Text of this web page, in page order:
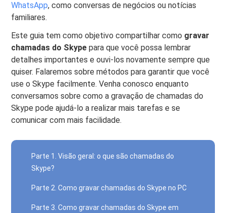
WhatsApp, como conversas de negócios ou notícias
familiares.
Este guia tem como objetivo compartilhar como gravar
chamadas do Skype para que você possa lembrar
detalhes importantes e ouvi-los novamente sempre que
quiser. Falaremos sobre métodos para garantir que você
use o Skype facilmente. Venha conosco enquanto
conversamos sobre como a gravação de chamadas do
Skype pode ajudá-lo a realizar mais tarefas e se
comunicar com mais facilidade.
Parte 1. Visão geral: o que são chamadas do
Skype?
Parte 2. Como gravar chamadas do Skype no PC
Parte 3. Como gravar chamadas do Skype em